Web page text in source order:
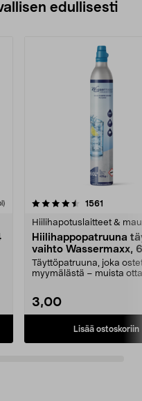
edullisesti
1561
Hiilihapotuslaitteet &
Hiilihappopatruuna
vaihto Wassermaxx,
Täyttöpatruuna, joka
myymälästä – muista
3,00
Lisää ostoskoriin
4.5viidestä